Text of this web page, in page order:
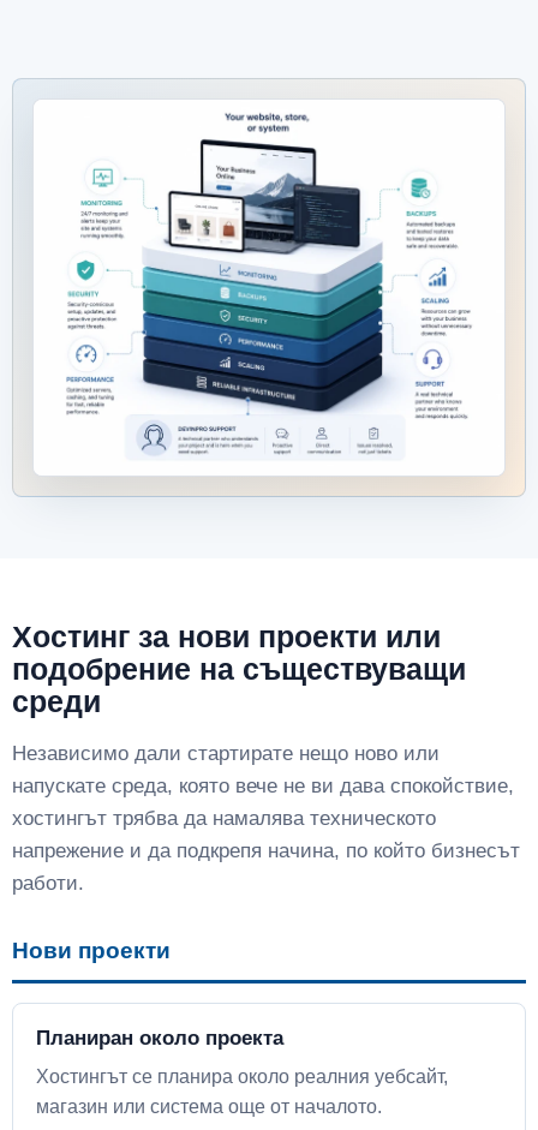
Хостинг за нови проекти или
подобрение на съществуващи
среди
Независимо дали стартирате нещо ново или
напускате среда, която вече не ви дава спокойствие,
хостингът трябва да намалява техническото
напрежение и да подкрепя начина, по който бизнесът
работи.
Нови проекти
Планиран около проекта
Хостингът се планира около реалния уебсайт,
магазин или система още от началото.